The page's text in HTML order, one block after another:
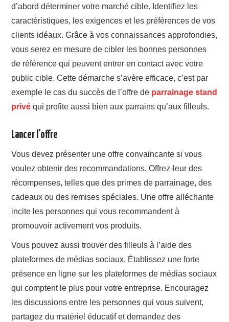
d’abord déterminer votre marché cible. Identifiez les
caractéristiques, les exigences et les préférences de vos
clients idéaux. Grâce à vos connaissances approfondies,
vous serez en mesure de cibler les bonnes personnes
de référence qui peuvent entrer en contact avec votre
public cible. Cette démarche s’avère efficace, c’est par
exemple le cas du succès de l’offre de parrainage stand
privé qui profite aussi bien aux parrains qu’aux filleuls.
Lancer l’offre
Vous devez présenter une offre convaincante si vous
voulez obtenir des recommandations. Offrez-leur des
récompenses, telles que des primes de parrainage, des
cadeaux ou des remises spéciales. Une offre alléchante
incite les personnes qui vous recommandent à
promouvoir activement vos produits.
Vous pouvez aussi trouver des filleuls à l’aide des
plateformes de médias sociaux. Établissez une forte
présence en ligne sur les plateformes de médias sociaux
qui comptent le plus pour votre entreprise. Encouragez
les discussions entre les personnes qui vous suivent,
partagez du matériel éducatif et demandez des